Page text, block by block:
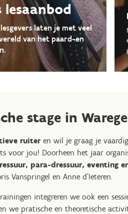
lesaanbod
laten je met veel
van het paard-en
stage in
ruiteren wil je graag je
voor jou! Doorheen het jaar
para-dressuur, eventing
Vanspringel en Anne d'Ieteren.
integreren we ook een
we pratische en theoretische